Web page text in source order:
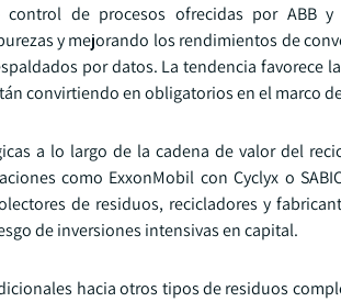
de procesos ofrecidas por ABB y
y mejorando los rendimientos de
por datos. La tendencia favorece
convirtiendo en obligatorios en el marco
a lo largo de la cadena de valor del
como ExxonMobil con Cyclyx o
de residuos, recicladores y
de inversiones intensivas en capital.
hacia otros tipos de residuos